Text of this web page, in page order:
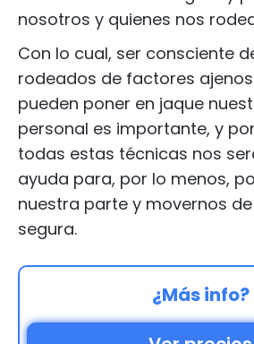
nosotros y quienes nos
Con lo cual, ser consciente
rodeados de factores
pueden poner en jaque
personal es importante, y
todas estas técnicas nos
ayuda para, por lo menos,
nuestra parte y movernos
segura.
¿Más info?